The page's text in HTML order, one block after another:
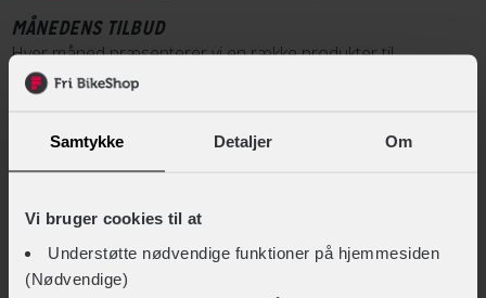
Samtykke Detaljer Om
Vi bruger cookies til at
Understøtte nødvendige funktioner på hjemmesiden
(Nødvendige)
MÅNEDENS TILBUD
Hver måned præsenterer vi en række produkter til
ekstraordinære priser, som gælder hele måneden. Det giver
For os betyder det, at vi kan planlægge bedre, få stærke
bedre priser.Se månedens tilbud
til skarpe priser.